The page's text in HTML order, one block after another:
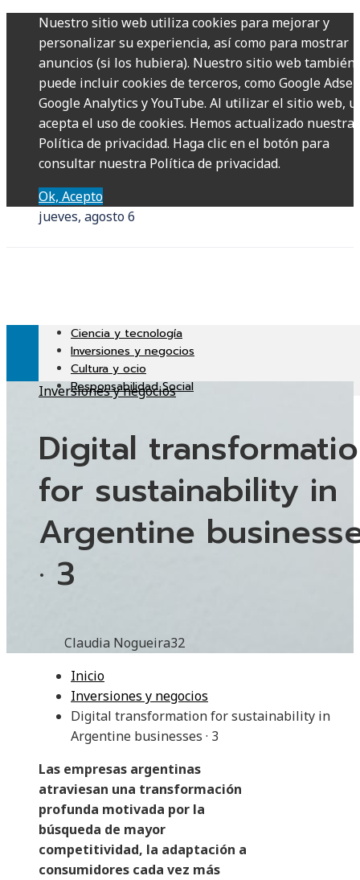
Nuestro sitio web utiliza cookies para mejorar y
personalizar su experiencia, así como para mostrar
anuncios (si los hubiera). Nuestro sitio web también
puede incluir cookies de terceros, como Google
Google Analytics y YouTube. Al utilizar el sitio web,
acepta el uso de cookies. Hemos actualizado nuestra
Política de privacidad. Haga clic en el botón para
consultar nuestra Política de privacidad.
Ok, Acepto
jueves, agosto 6
Ciencia y tecnología
Inversiones y negocios
Cultura y ocio
Responsabilidad Social
Inversiones y negocios
Digital
for sustainability in
Argentine
· 3
Claudia Nogueira32
Inicio
Inversiones y negocios
Digital transformation for sustainability in
Argentine businesses · 3
Las empresas argentinas
atraviesan una transformación
profunda motivada por la
búsqueda de mayor
competitividad, la adaptación a
consumidores cada vez más